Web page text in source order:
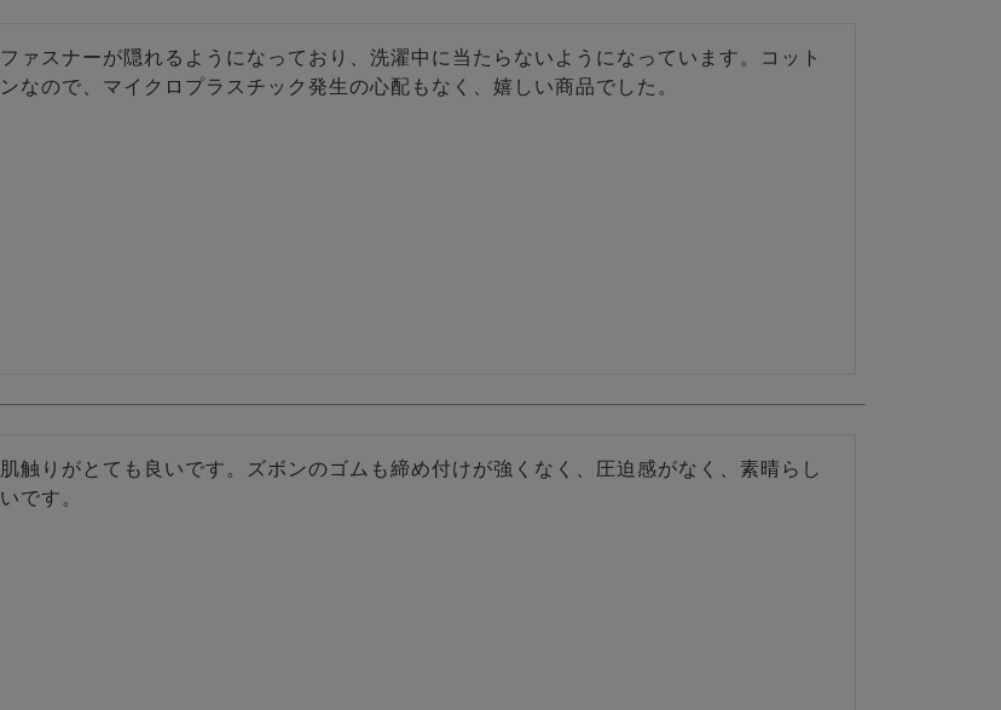
ファスナーが隠れるようになっており、洗濯中に当たらないようになっています。コット
ンなので、マイクロプラスチック発生の心配もなく、嬉しい商品でした。
肌触りがとても良いです。ズボンのゴムも締め付けが強くなく、圧迫感がなく、素晴らし
いです。